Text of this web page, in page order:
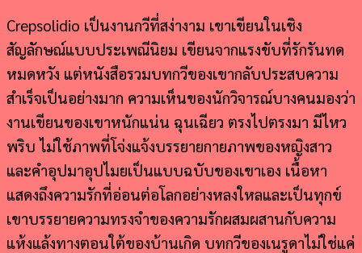
Crepsolidio เป็นงานกวีที่สง่างาม เขาเขียนในเชิง
สัญลักษณ์แบบประเพณีนิยม เขียนจากแรงขับที่รักรันทด
หมดหวัง แต่หนังสือรวมบทกวีของเขากลับประสบความ
สำเร็จเป็นอย่างมาก ความเห็นของนักวิจารณ์บางคนมองว่า
งานเขียนของเขาหนักแน่น ฉุนเฉียว ตรงไปตรงมา มีไหว
พริบ ไม่ใช้ภาพที่โจ่งแจ้งบรรยายกายภาพของหญิงสาว
และคำอุปมาอุปไมยเป็นแบบฉบับของเขาเอง เนื้อหา
แสดงถึงความรักที่อ่อนต่อโลกอย่างหลงใหลและเป็นทุกข์
เขาบรรยายความทรงจำของความรักผสมผสานกับความ
แห้งแล้งทางตอนใต้ของบ้านเกิด บทกวีของเนรูดาไม่ใช่แค่